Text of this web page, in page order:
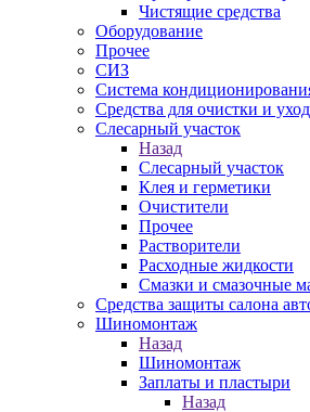
Чистящие средства
Оборудование
Прочее
СИЗ
Система
Средства для очистки и
Слесарный участок
Назад
Слесарный участок
Клея и герметики
Очистители
Прочее
Растворители
Расходные жидкости
Смазки и смазочные
Средства защиты салона
Шиномонтаж
Назад
Шиномонтаж
Заплаты и пластыри
Назад